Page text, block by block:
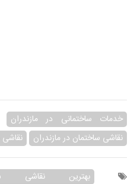
خدمات ساختمانی در مازندران
نقاشی ساختمان در مازندران
نقاشی
بهترین نقاشی